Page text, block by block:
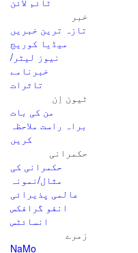
خبر
تازہ ترین خبریں
میڈیا کوریج
نیوز لیٹر/
خبرنامے
تاثرات
ٹیون اِن
من کی بات
براہ راست ملاحظہ
کریں
حکمرانی
حکمرانی کی
مثال/نمونہ
عالمی پذیرائی
انفو گرافکس
انسائٹس
زمرے
NaMo